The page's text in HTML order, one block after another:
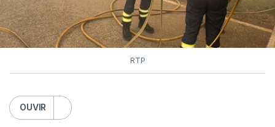
RTP
OUVIR